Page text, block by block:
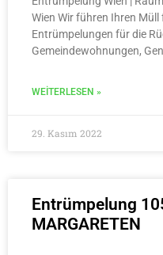
Wien Wir führen Ihren Müll
Entrümpelungen für die
Gemeindewohnungen,
WEITERLESEN »
29. Kasım 2022
Entrümpelung
MARGARETEN